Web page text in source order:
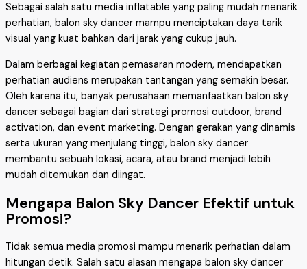
Sebagai salah satu media inflatable yang paling mudah menarik
perhatian, balon sky dancer mampu menciptakan daya tarik
visual yang kuat bahkan dari jarak yang cukup jauh.
Dalam berbagai kegiatan pemasaran modern, mendapatkan
perhatian audiens merupakan tantangan yang semakin besar.
Oleh karena itu, banyak perusahaan memanfaatkan balon sky
dancer sebagai bagian dari strategi promosi outdoor, brand
activation, dan event marketing. Dengan gerakan yang dinamis
serta ukuran yang menjulang tinggi, balon sky dancer
membantu sebuah lokasi, acara, atau brand menjadi lebih
mudah ditemukan dan diingat.
Mengapa Balon Sky Dancer Efektif untuk
Promosi?
Tidak semua media promosi mampu menarik perhatian dalam
hitungan detik. Salah satu alasan mengapa balon sky dancer